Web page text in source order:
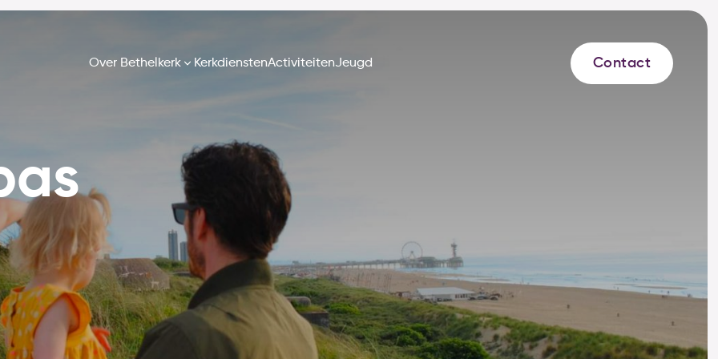
Over Bethelkerk KerkdienstenActiviteitenJeugd Contact